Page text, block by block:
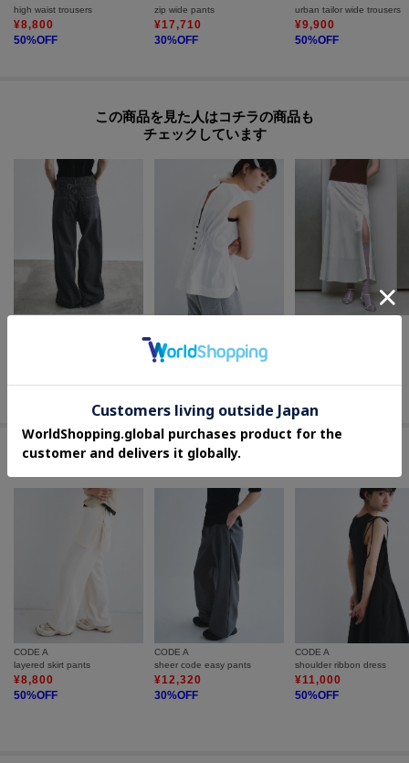
high waist trousers
¥8,800
50%OFF
zip wide pants
¥17,710
30%OFF
urban tailor wide trousers
¥9,900
50%OFF
この商品を見た人はコチラの商品も
チェックしています
¥8,250
50
セールアイテムからのおすすめ
CODE A
layered skirt pants
¥8,800
50%OFF
CODE A
sheer code easy pants
¥12,320
30%OFF
CODE A
shoulder ribbon dress
¥11,000
50%OFF